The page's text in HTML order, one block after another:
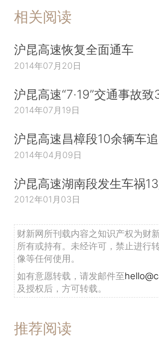
相关阅读
沪昆高速恢复全面通车
2014年07月20日
沪昆高速“7·19”交通事故
2014年07月19日
沪昆高速昌樟段10余辆车
2014年04月09日
沪昆高速湖南段发生车祸
2012年01月03日
财新网所刊载内容之知识产权为财
所有或持有。未经许可，禁止进行
像等任何使用。
如有意愿转载，请发邮件至
及授权后，方可转载。
推荐阅读